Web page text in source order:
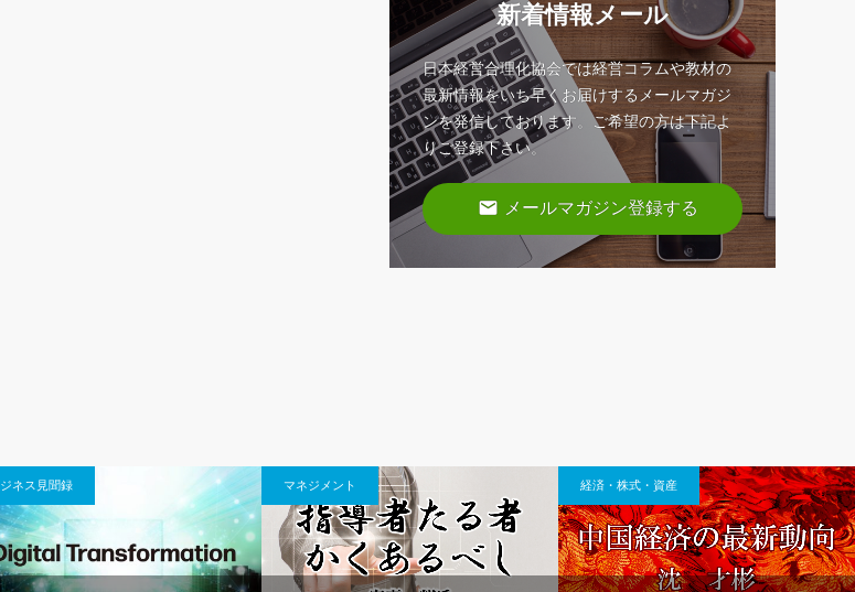
新着情報メール
日本経営合理化協会では経営コラムや教材の
最新情報をいち早くお届けするメールマガジ
ンを発信しております。ご希望の方は下記よ
りご登録下さい。
email メールマガジン登録する
ネス見聞録 マネジメント 経済・株式・資産